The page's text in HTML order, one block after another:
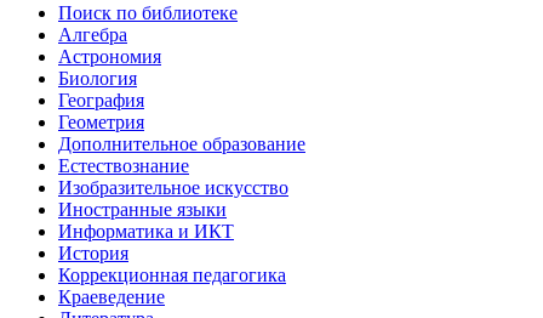
Поиск по библиотеке
Алгебра
Астрономия
Биология
География
Геометрия
Дополнительное образование
Естествознание
Изобразительное искусство
Иностранные языки
Информатика и ИКТ
История
Коррекционная педагогика
Краеведение